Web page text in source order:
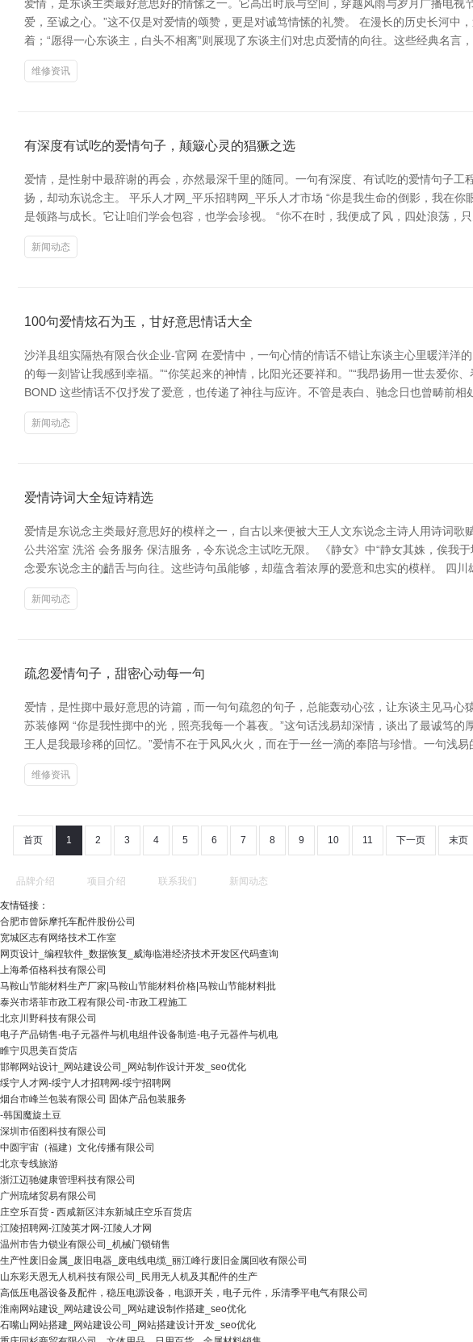
爱情，是东谈主类最好意思好的情愫之一。它高出时辰与空间，穿越风雨与岁月广播电
爱，至诚之心。”这不仅是对爱情的颂赞，更是对诚笃情愫的礼赞。 在漫长的历史长河中
着；“愿得一心东谈主，白头不相离”则展现了东谈主们对忠贞爱情的向往。这些经典名言
维修资讯
有深度有试吃的爱情句子，颠簸心灵的猖獗之选
爱情，是性射中最辞谢的再会，亦然最深千里的随同。一句有深度、有试吃的爱情句子
扬，却动东说念主。 平乐人才网_平乐招聘网_平乐人才市场 “你是我生命的倒影，我在
是领路与成长。它让咱们学会包容，也学会珍视。 “你不在时，我便成了风，四处浪荡，
新闻动态
100句爱情炫石为玉，甘好意思情话大全
沙洋县组实隔热有限合伙企业-官网 在爱情中，一句心情的情话不错让东谈主心里暖洋洋
的每一刻皆让我感到幸福。”“你笑起来的神情，比阳光还要祥和。”“我昂扬用一世去爱你
BOND 这些情话不仅抒发了爱意，也传递了神往与应许。不管是表白、驰念日也曾畴前相
新闻动态
爱情诗词大全短诗精选
爱情是东说念主类最好意思好的模样之一，自古以来便被大王人文东说念主诗人用诗词
公共浴室 洗浴 会务服务 保洁服务，令东说念主试吃无限。 《静女》中“静女其姝，俟我
念爱东说念主的齰舌与向往。这些诗句虽能够，却蕴含着浓厚的爱意和忠实的模样。 四
新闻动态
疏忽爱情句子，甜密心动每一句
爱情，是性掷中最好意思的诗篇，而一句句疏忽的句子，总能轰动心弦，让东谈主见马
苏装修网 “你是我性掷中的光，照亮我每一个暮夜。”这句话浅易却深情，谈出了最诚笃
王人是我最珍稀的回忆。”爱情不在于风风火火，而在于一丝一滴的奉陪与珍惜。一句浅
维修资讯
首页 1 2 3 4 5 6 7 8 9 10 11 下一页 末页
品牌介绍 项目介绍 联系我们 新闻动态
友情链接：
合肥市曾际摩托车配件股份公司
宽城区志有网络技术工作室
网页设计_编程软件_数据恢复_威海临港经济技术开发区代码查询
上海希佰格科技有限公司
马鞍山节能材料生产厂家|马鞍山节能材料价格|马鞍山节能材料批
泰兴市塔菲市政工程有限公司-市政工程施工
北京川野科技有限公司
电子产品销售-电子元器件与机电组件设备制造-电子元器件与机电
睢宁贝思美百货店
邯郸网站设计_网站建设公司_网站制作设计开发_seo优化
绥宁人才网-绥宁人才招聘网-绥宁招聘网
烟台市峰兰包装有限公司 固体产品包装服务
-韩国魔旋土豆
深圳市佰图科技有限公司
中圆宇宙（福建）文化传播有限公司
北京专线旅游
浙江迈驰健康管理科技有限公司
广州琉绪贸易有限公司
庄空乐百货 - 西咸新区沣东新城庄空乐百货店
江陵招聘网-江陵英才网-江陵人才网
温州市告力锁业有限公司_机械门锁销售
生产性废旧金属_废旧电器_废电线电缆_丽江峰行废旧金属回收有限公司
山东彩天恩无人机科技有限公司_民用无人机及其配件的生产
高低压电器设备及配件，稳压电源设备，电源开关，电子元件，乐清季平电气有限公司
淮南网站建设_网站建设公司_网站建设制作搭建_seo优化
石嘴山网站搭建_网站建设公司_网站搭建设计开发_seo优化